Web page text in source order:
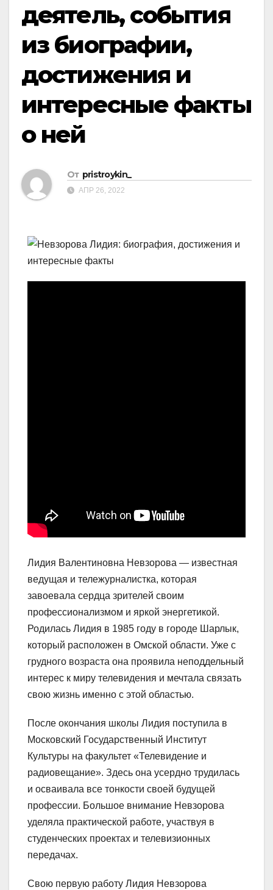
деятель, события
из биографии,
достижения и
интересные факты
о ней
От pristroykin_
АПР 26, 2022
Лидия Валентиновна Невзорова — известная
ведущая и тележурналистка, которая
завоевала сердца зрителей своим
профессионализмом и яркой энергетикой.
Родилась Лидия в 1985 году в городе Шарлык,
который расположен в Омской области. Уже с
грудного возраста она проявила неподдельный
интерес к миру телевидения и мечтала связать
свою жизнь именно с этой областью.
После окончания школы Лидия поступила в
Московский Государственный Институт
Культуры на факультет «Телевидение и
радиовещание». Здесь она усердно трудилась
и осваивала все тонкости своей будущей
профессии. Большое внимание Невзорова
уделяла практической работе, участвуя в
студенческих проектах и телевизионных
передачах.
Свою первую работу Лидия Невзорова